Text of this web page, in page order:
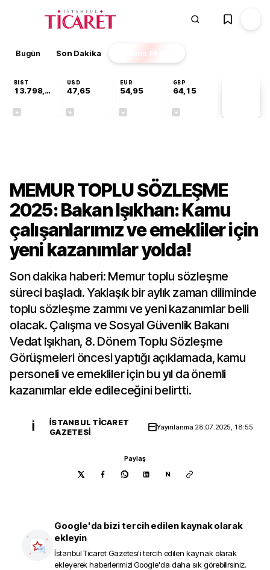
Bugün Son Dakika Finans EKSTRA
BIST
13.798,82
USD
47,65
EUR
54,95
GBP
64,15
MEMUR TOPLU SÖZLEŞME
2025: Bakan Işıkhan: Kamu
çalışanlarımız ve emekliler için
yeni kazanımlar yolda!
Son dakika haberi: Memur toplu sözleşme
süreci başladı. Yaklaşık bir aylık zaman diliminde
toplu sözleşme zammı ve yeni kazanımlar belli
olacak. Çalışma ve Sosyal Güvenlik Bakanı
Vedat Işıkhan, 8. Dönem Toplu Sözleşme
Görüşmeleri öncesi yaptığı açıklamada, kamu
personeli ve emekliler için bu yıl da önemli
kazanımlar elde edileceğini belirtti.
İ
İSTANBUL TICARET
GAZETESI
Yayınlanma 28.07.2025, 18:55
Paylaş
N
Google'da bizi tercih edilen kaynak olarak
ekleyin
İstanbul Ticaret Gazetesi'i tercih edilen kaynak olarak
ekleyerek haberlerimizi Google'da daha sık görebilirsiniz.